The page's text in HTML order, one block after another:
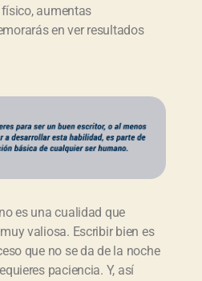
aumentas
en ver resultados
es una cualidad que
valiosa. Escribir bien es
que no se da de la noche
paciencia. Y, así